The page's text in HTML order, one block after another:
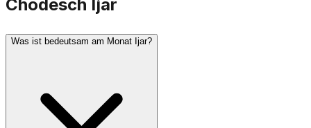
Chodesch Ijar
Was ist bedeutsam am Monat Ijar?